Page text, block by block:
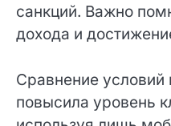
расчета, оплатив
позволяет
наличие
этапе скоринга.